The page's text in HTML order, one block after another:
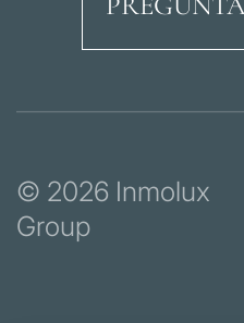
© 2026 Inmolux
Group